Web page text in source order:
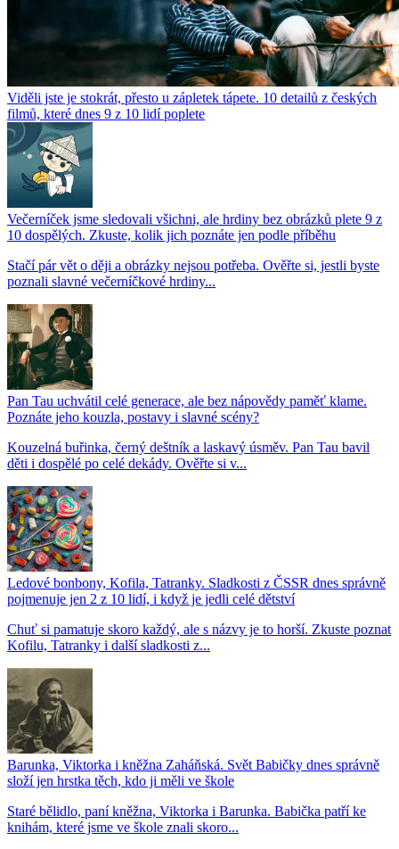
Viděli jste je stokrát, přesto u zápletek tápete. 10 detailů z českých
filmů, které dnes 9 z 10 lidí poplete
Večerníček jsme sledovali všichni, ale hrdiny bez obrázků plete 9 z
10 dospělých. Zkuste, kolik jich poznáte jen podle příběhu
Stačí pár vět o ději a obrázky nejsou potřeba. Ověřte si, jestli byste
poznali slavné večerníčkové hrdiny...
Pan Tau uchvátil celé generace, ale bez nápovědy paměť klame.
Poznáte jeho kouzla, postavy i slavné scény?
Kouzelná buřinka, černý deštník a laskavý úsměv. Pan Tau bavil
děti i dospělé po celé dekády. Ověřte si v...
Ledové bonbony, Kofila, Tatranky. Sladkosti z ČSSR dnes správně
pojmenuje jen 2 z 10 lidí, i když je jedli celé dětství
Chuť si pamatuje skoro každý, ale s názvy je to horší. Zkuste poznat
Kofilu, Tatranky i další sladkosti z...
Barunka, Viktorka i kněžna Zaháňská. Svět Babičky dnes správně
složí jen hrstka těch, kdo ji měli ve škole
Staré bělidlo, paní kněžna, Viktorka i Barunka. Babička patří ke
knihám, které jsme ve škole znali skoro...